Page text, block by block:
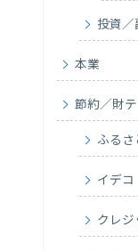
投資／
本業
節約／財
ふるさ
イデコ
クレ